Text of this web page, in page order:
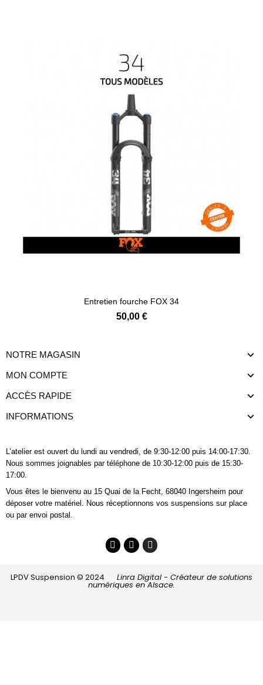
Entretien fourche FOX 34
50,00 €
NOTRE MAGASIN
MON COMPTE
ACCÈS RAPIDE
INFORMATIONS
L’atelier est ouvert du lundi au vendredi, de 9:30-12:00 puis 14:00-17:30.
Nous sommes joignables par téléphone de 10:30-12:00 puis de 15:30-
17:00.
Vous êtes le bienvenu au 15 Quai de la Fecht, 68040 Ingersheim pour
déposer votre matériel. Nous réceptionnons vos suspensions sur place
ou par envoi postal.
LPDV Suspension © 2024 Linra Digital - Créateur de solutions
numériques en Alsace.